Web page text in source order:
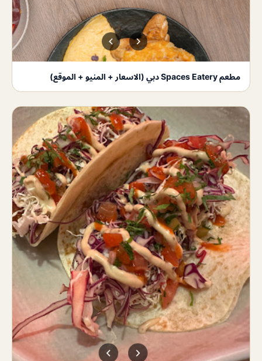
مطعم Spaces Eatery دبي (الاسعار + المنيو + الموقع)